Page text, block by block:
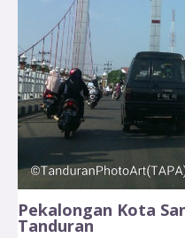
Pekalongan Kota
Tanduran